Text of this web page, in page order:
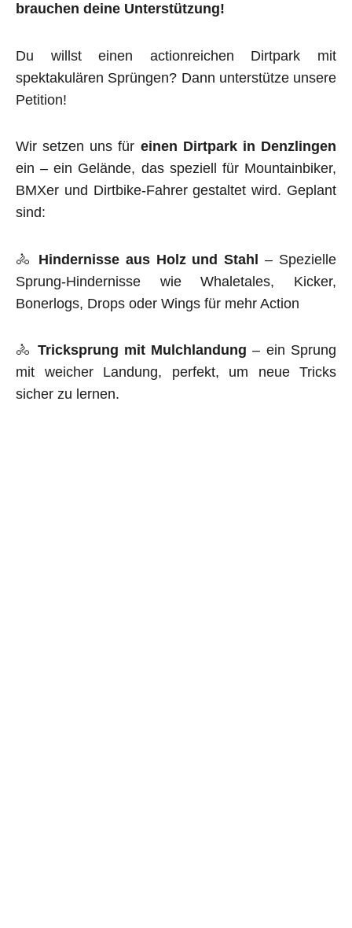
brauchen deine Unterstützung!
Du willst einen actionreichen Dirtpark mit
spektakulären Sprüngen? Dann unterstütze unsere
Petition!
Wir setzen uns für einen Dirtpark in Denzlingen
ein – ein Gelände, das speziell für Mountainbiker,
BMXer und Dirtbike-Fahrer gestaltet wird. Geplant
sind:
🚴 Hindernisse aus Holz und Stahl – Spezielle
Sprung-Hindernisse wie Whaletales, Kicker,
Bonerlogs, Drops oder Wings für mehr Action
🚴 Tricksprung mit Mulchlandung – ein Sprung
mit weicher Landung, perfekt, um neue Tricks
sicher zu lernen.